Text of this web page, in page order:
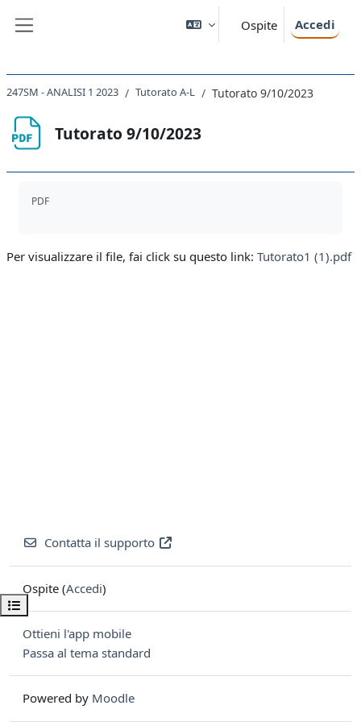
Ospite Accedi
Apri indice del corso
247SM - ANALISI 1 2023 Tutorato A-L Tutorato 9/10/2023
Tutorato 9/10/2023
PDF
Per visualizzare il file, fai click su questo link: Tutorato1 (1).pdf
Contatta il supporto
Ospite (Accedi)
Ottieni l'app mobile
Passa al tema standard
Powered by Moodle